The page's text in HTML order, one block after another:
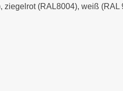
ziegelrot (RAL8004), weiß (RAL